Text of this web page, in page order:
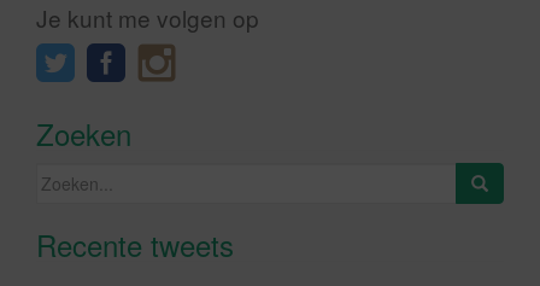
Je kunt me volgen op
Zoeken
Zoeken
Recente tweetsKlik om marketing cookies te